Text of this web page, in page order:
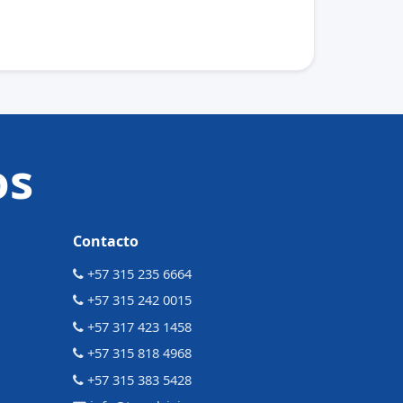
Contacto
+57 315 235 6664
+57 315 242 0015
+57 317 423 1458
+57 315 818 4968
+57 315 383 5428